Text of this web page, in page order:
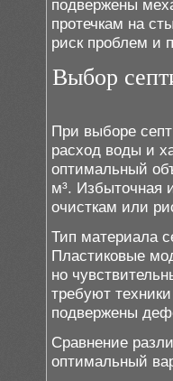
подвержены
протечкам на
риск проблем и
Выбор
При выборе
расход воды и
оптимальный
м³. Избыточная
очисткам или
Тип материала
Пластиковые
но
требуют
подвержены
Сравнение
оптимальный